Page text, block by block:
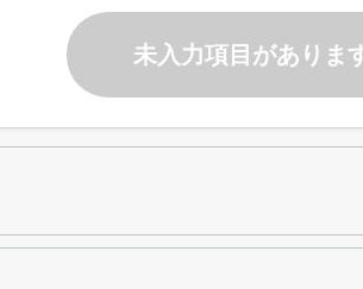
未入力項目がありま